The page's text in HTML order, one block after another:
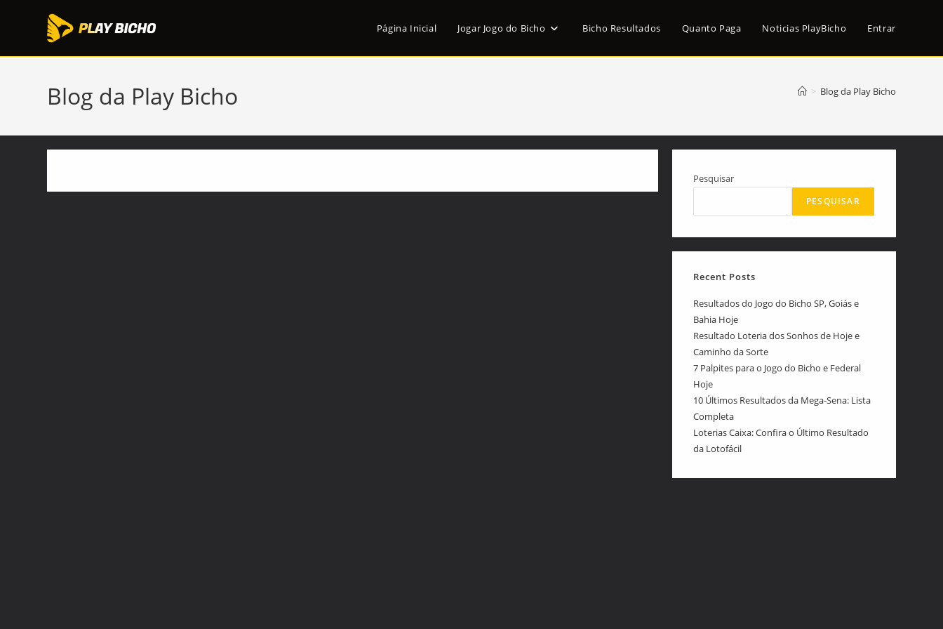
conteúdo
Página Inicial Jogar Jogo do Bicho Bicho Resultados Quanto Paga Noticias PlayBicho Entrar
Blog da Play Bicho > Blog da Play Bicho
Pesquisar
PESQUISAR
Recent Posts
Resultados do Jogo do Bicho SP, Goiás e
Bahia Hoje
Resultado Loteria dos Sonhos de Hoje e
Caminho da Sorte
7 Palpites para o Jogo do Bicho e Federal
Hoje
10 Últimos Resultados da Mega-Sena: Lista
Completa
Loterias Caixa: Confira o Último Resultado
da Lotofácil